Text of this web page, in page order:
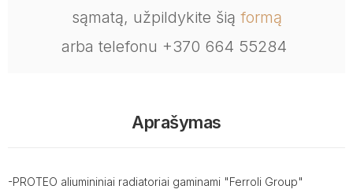
sąmatą, užpildykite šią formą
arba telefonu +370 664 55284
Aprašymas
-PROTEO aliumininiai radiatoriai gaminami "Ferroli Group"